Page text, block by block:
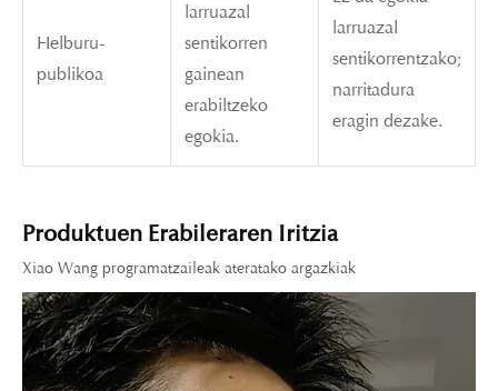
Helburu-
publikoa
larruazal
sentikorren
gainean
erabiltzeko
egokia.
larruazal
sentikorrentzako;
narritadura
eragin dezake.
Produktuen Erabileraren Iritzia
Xiao Wang programatzaileak ateratako argazkiak